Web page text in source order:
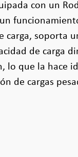
con un
carga, soporta
de carga
lo que la hace
de cargas